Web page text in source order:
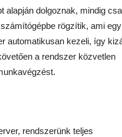
alapján dolgoznak, mindig
rögzítik, ami
automatikusan kezeli, így
a rendszer közvetlen
rendszerünk teljes